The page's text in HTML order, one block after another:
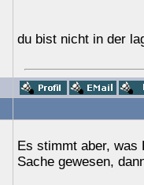
du bist nicht in der
Es stimmt aber, was
Sache gewesen,